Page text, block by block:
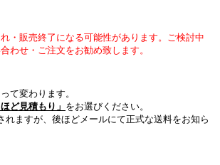
・販売終了になる可能性があります。ご検討中
わせ・ご注文をお勧め致します。
て変わります。
ど見積もり」 をお選びください。
れますが、後ほどメールにて正式な送料をお知ら